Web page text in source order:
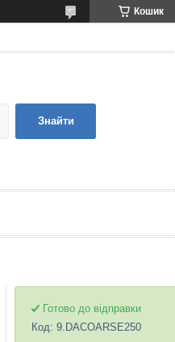
Кошик
Знайти
Готово до відправки
Код: 9.DACOARSE250